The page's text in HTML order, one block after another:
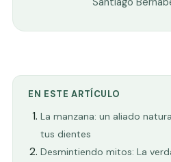
EN ESTE ARTÍCULO
La manzana: un aliado
tus dientes
Desmintiendo mitos: La